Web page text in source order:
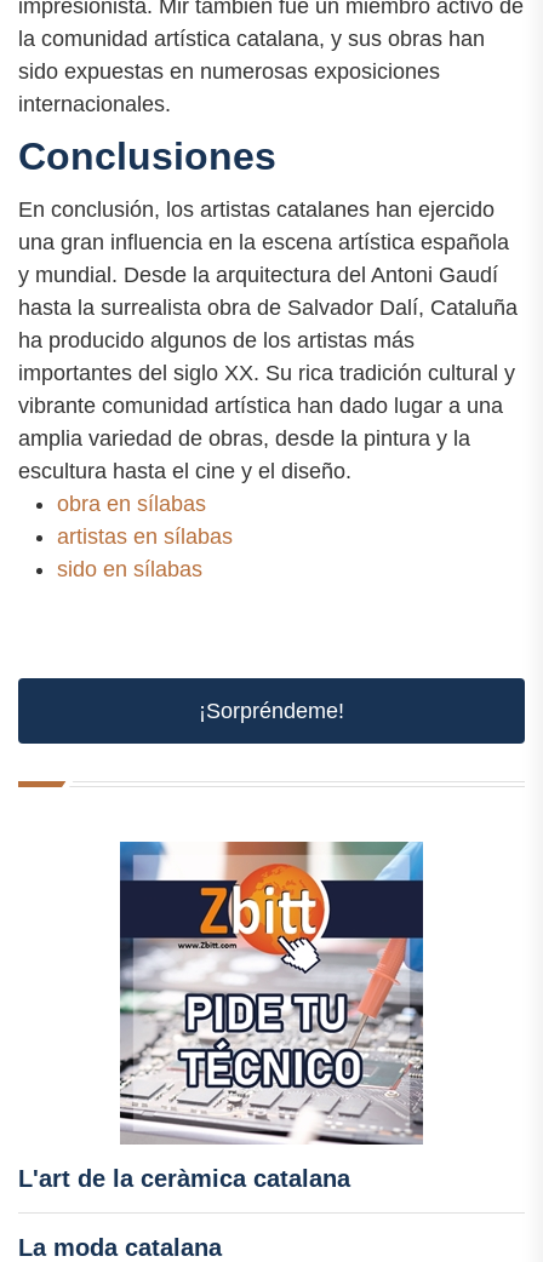
impresionista. Mir también fue un miembro activo de
la comunidad artística catalana, y sus obras han
sido expuestas en numerosas exposiciones
internacionales.
Conclusiones
En conclusión, los artistas catalanes han ejercido
una gran influencia en la escena artística española
y mundial. Desde la arquitectura del Antoni Gaudí
hasta la surrealista obra de Salvador Dalí, Cataluña
ha producido algunos de los artistas más
importantes del siglo XX. Su rica tradición cultural y
vibrante comunidad artística han dado lugar a una
amplia variedad de obras, desde la pintura y la
escultura hasta el cine y el diseño.
obra en sílabas
artistas en sílabas
sido en sílabas
¡Sorpréndeme!
L'art de la ceràmica catalana
La moda catalana